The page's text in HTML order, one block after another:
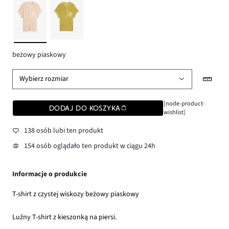
beżowy piaskowy
Wybierz rozmiar
DODAJ DO KOSZYKA
[node-product-
wishlist]
138 osób lubi ten produkt
154 osób oglądało ten produkt w ciągu 24h
Informacje o produkcie
T-shirt z czystej wiskozy beżowy piaskowy
Luźny T-shirt z kieszonką na piersi.